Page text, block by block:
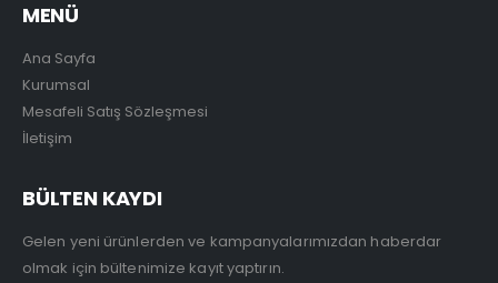
MENÜ
Ana Sayfa
Kurumsal
Mesafeli Satış Sözleşmesi
İletişim
BÜLTEN KAYDI
Gelen yeni ürünlerden ve kampanyalarımızdan haberdar
olmak için bültenimize kayıt yaptırın.